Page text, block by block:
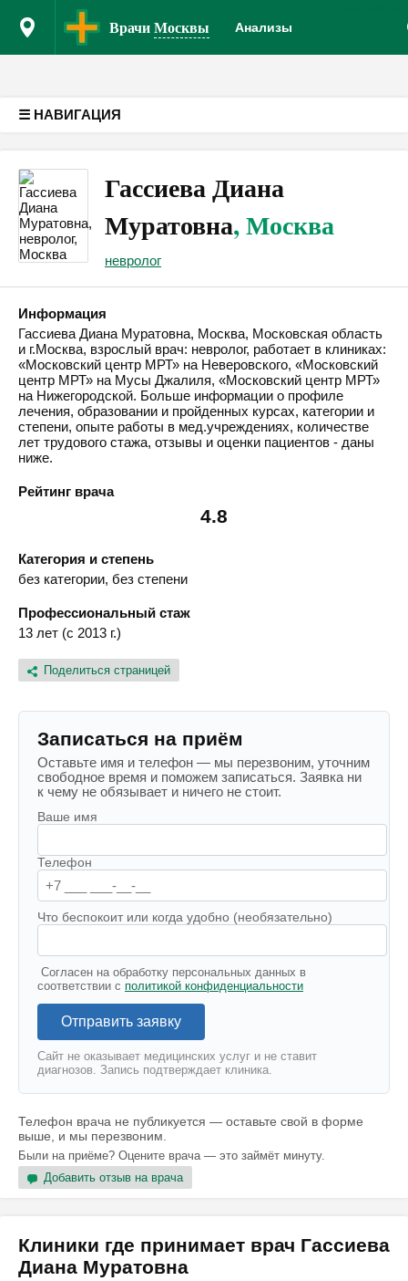
ВрачиМосквы Анализы
☰ НАВИГАЦИЯ
Гассиева Диана
Муратовна, Москва
невролог
Информация
Гассиева Диана Муратовна, Москва, Московская область
и г.Москва, взрослый врач: невролог, работает в клиниках:
«Московский центр МРТ» на Неверовского, «Московский
центр МРТ» на Мусы Джалиля, «Московский центр МРТ»
на Нижегородской. Больше информации о профиле
лечения, образовании и пройденных курсах, категории и
степени, опыте работы в мед.учреждениях, количестве
лет трудового стажа, отзывы и оценки пациентов - даны
ниже.
Рейтинг врача
4.8
Категория и степень
без категории, без степени
Профессиональный стаж
13 лет (с 2013 г.)
Поделиться страницей
Записаться на приём
Оставьте имя и телефон — мы перезвоним, уточним
свободное время и поможем записаться. Заявка ни
к чему не обязывает и ничего не стоит.
Ваше имя
Телефон
Что беспокоит или когда удобно (необязательно)
Согласен на обработку персональных данных в
соответствии с политикой конфиденциальности
Отправить заявку
Сайт не оказывает медицинских услуг и не ставит
диагнозов. Запись подтверждает клиника.
Телефон врача не публикуется — оставьте свой в форме
выше, и мы перезвоним.
Были на приёме? Оцените врача — это займёт минуту.
Добавить отзыв на врача
Клиники где принимает врач Гассиева
Диана Муратовна